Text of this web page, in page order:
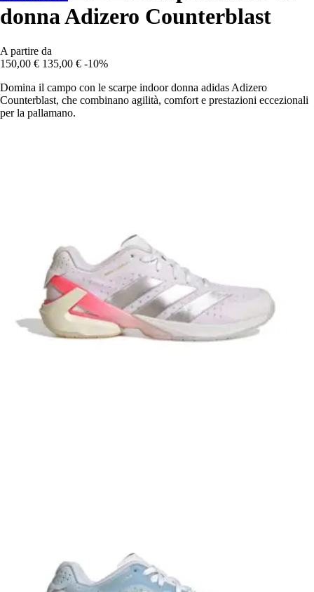
donna Adizero Counterblast
A partire da
150,00 € 135,00 € -10%
Domina il campo con le scarpe indoor donna adidas Adizero
Counterblast, che combinano agilità, comfort e prestazioni eccezionali
per la pallamano.